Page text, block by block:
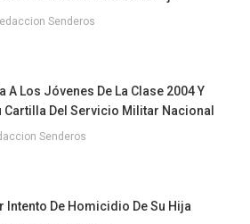
Senderos
A Los Jóvenes De La Clase 2004 Y
Cartilla Del Servicio Militar Nacional
Senderos
Intento De Homicidio De Su Hija